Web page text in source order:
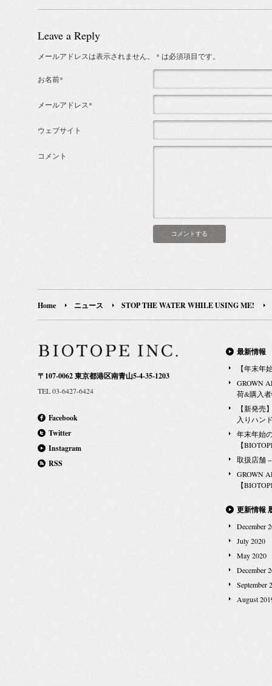
Leave a Reply
メールアドレスは表示されません。 * は必須項目です。
お名前*
メールアドレス*
ウェブサイト
コメント
Home ニュース STOP THE WATER WHILE USING ME!
〒107-0062 東京都港区南青山5-4-35-1203
TEL 03-6427-6424
Facebook
Twitter
Instagram
RSS
最新情報
【年末年
GROWN
荷&購入
【新発売
入りハン
年末年始
【
取扱店舗
GROWN
【
更新情報
December
July 2020
May 2020
December
September
August